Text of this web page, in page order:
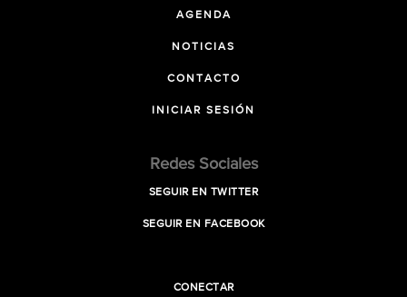
AGENDA
NOTICIAS
CONTACTO
INICIAR SESIÓN
Redes Sociales
SEGUIR EN TWITTER
SEGUIR EN FACEBOOK
CONECTAR